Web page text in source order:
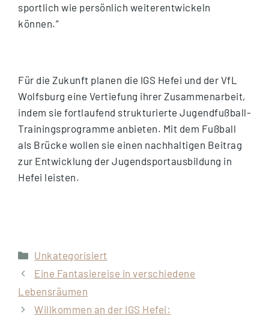
sportlich wie persönlich weiterentwickeln
können.”
Für die Zukunft planen die IGS Hefei und der VfL
Wolfsburg eine Vertiefung ihrer Zusammenarbeit,
indem sie fortlaufend strukturierte Jugendfußball-
Trainingsprogramme anbieten. Mit dem Fußball
als Brücke wollen sie einen nachhaltigen Beitrag
zur Entwicklung der Jugendsportausbildung in
Hefei leisten.
Categories
Unkategorisiert
Eine Fantasiereise in verschiedene
Lebensräumen
Willkommen an der IGS Hefei: